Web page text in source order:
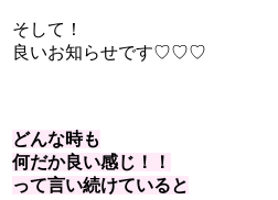
そして！
良いお知らせです♡♡♡
どんな時も
何だか良い感じ！！
って言い続けていると